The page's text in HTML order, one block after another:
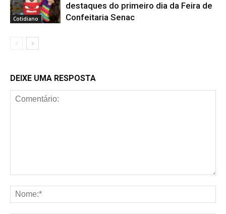
Cotidiano
destaques do primeiro dia da Feira de
Confeitaria Senac
DEIXE UMA RESPOSTA